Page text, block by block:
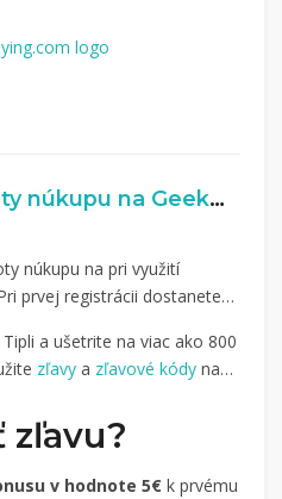
4% naspäť z hodnoty núkupu na GeekBuying.com
núkupu na pri využití
prvej registrácii dostanete
a ušetrite na viac ako 800
zľavy a zľavové kódy na
v hodnote 5€ k prvému